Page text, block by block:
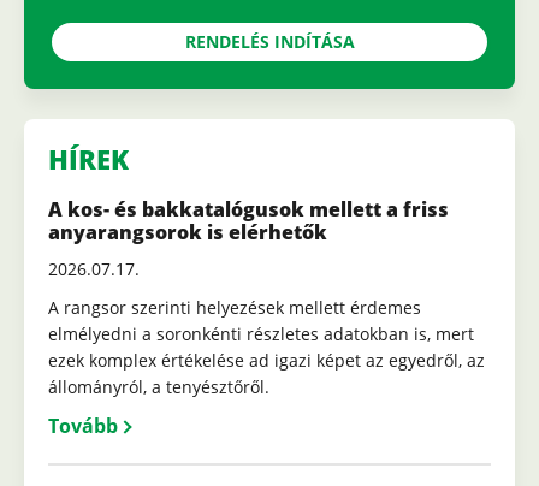
RENDELÉS INDÍTÁSA
HÍREK
A kos- és bakkatalógusok mellett a friss
anyarangsorok is elérhetők
2026.07.17.
A rangsor szerinti helyezések mellett érdemes
elmélyedni a soronkénti részletes adatokban is, mert
ezek komplex értékelése ad igazi képet az egyedről, az
állományról, a tenyésztőről.
Tovább